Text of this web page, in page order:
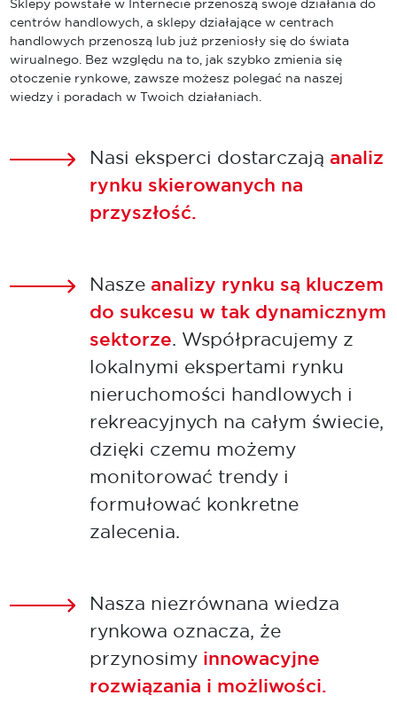
centrów handlowych, a sklepy działające w centrach
handlowych przenoszą lub już przeniosły się do świata
wirualnego. Bez względu na to, jak szybko zmienia się
otoczenie rynkowe, zawsze możesz polegać na naszej
wiedzy i poradach w Twoich działaniach.
Nasi eksperci dostarczają analiz
rynku skierowanych na
przyszłość.
Nasze analizy rynku są kluczem
do sukcesu w tak dynamicznym
sektorze. Współpracujemy z
lokalnymi ekspertami rynku
nieruchomości handlowych i
rekreacyjnych na całym świecie,
dzięki czemu możemy
monitorować trendy i
formułować konkretne
zalecenia.
Nasza niezrównana wiedza
rynkowa oznacza, że
przynosimy innowacyjne
rozwiązania i możliwości.